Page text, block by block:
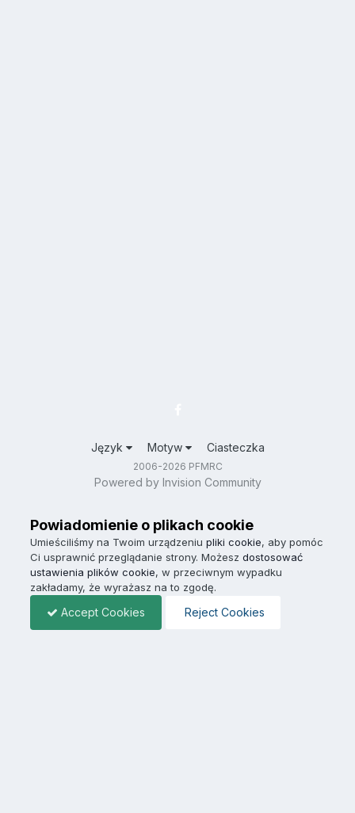
Język Motyw Ciasteczka
2006-2026 PFMRC
Powered by Invision Community
Powiadomienie o plikach cookie
Umieściliśmy na Twoim urządzeniu pliki cookie, aby pomóc
Ci usprawnić przeglądanie strony. Możesz dostosować
ustawienia plików cookie, w przeciwnym wypadku
zakładamy, że wyrażasz na to zgodę.
Accept Cookies Reject Cookies